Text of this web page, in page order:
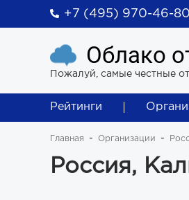
+7 (495) 970-46-80
Облако
Пожалуй, самые честные
Рейтинги
Главная Организации
Россия,